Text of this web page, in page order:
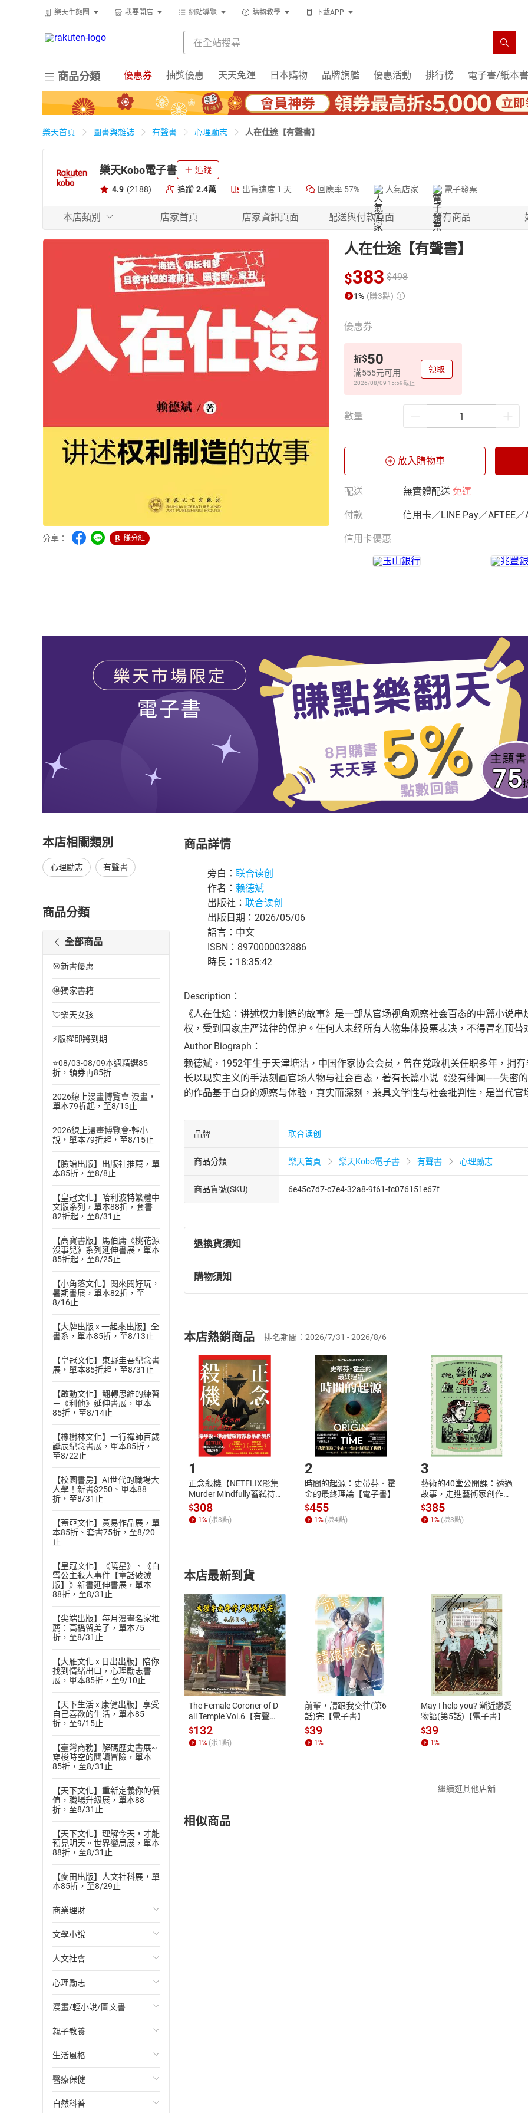
樂天生態圈 我要開店 網站導覽 購物教學 下載APP
商品分類 優惠券 抽獎優惠 天天免運 日本購物 品牌旗艦 優惠活動 排行榜 電子書/紙本書
樂天首頁 圖書與雜誌 有聲書 心理勵志 人在仕途【有聲書】
樂天Kobo電子書 追蹤
4.9 (2188) 追蹤 2.4萬 出貨速度 1 天 回應率 57% 人氣店家 電子發票
本店類別 店家首頁 店家資訊頁面 配送與付款頁面 所有商品
分享： 賺分紅
人在仕途【有聲書】
$383 $498
1% (賺3點)
優惠券
折$50
滿555元可用
2026/08/09 15:59截止
領取
數量
放入購物車
配送 無實體配送 免運
付款 信用卡／LINE Pay／AFTEE／
信用卡優惠
本店相關類別
心理勵志 有聲書
商品分類
全部商品
🎯新書優惠
🉐獨家書籍
💘樂天女孩
⚡版權即將到期
⭐08/03-08/09本週精選85
折，領券再85折
2026線上漫畫博覽會-漫畫，
單本79折起，至8/15止
2026線上漫畫博覽會-輕小
說，單本79折起，至8/15止
【臉譜出版】出版社推薦，單
本85折，至8/8止
【皇冠文化】哈利波特繁體中
文版系列，單本88折，套書
82折起，至8/31止
【高寶書版】馬伯庸《桃花源
沒事兒》系列延伸書展，單本
85折起，至8/25止
【小角落文化】閱來閱好玩，
暑期書展，單本82折，至
8/16止
【大牌出版 x 一起來出版】全
書系，單本85折，至8/13止
【皇冠文化】東野圭吾紀念書
展，單本85折起，至8/31止
【啟動文化】翻轉思維的練習
－《利他》延伸書展，單本
85折，至8/14止
【橡樹林文化】一行禪師百歲
誕辰紀念書展，單本85折，
至8/22止
【校園書房】AI世代的職場大
人學！新書$250、單本88
折，至8/31止
【蓋亞文化】黃易作品展，單
本85折、套書75折，至8/20
止
【皇冠文化】《曉星》、《白
雪公主殺人事件【童話破滅
版】》新書延伸書展，單本
88折，至8/31止
【尖端出版】每月漫畫名家推
薦：高橋留美子，單本75
折，至8/31止
【大雁文化 x 日出出版】陪你
找到情緒出口，心理勵志書
展，單本85折，至9/10止
【天下生活 x 康健出版】享受
自己喜歡的生活，單本85
折，至9/15止
【臺灣商務】解碼歷史書展~
穿梭時空的閱讀冒險，單本
85折，至8/31止
【天下文化】重新定義你的價
值，職場升級展，單本88
折，至8/31止
【天下文化】理解今天，才能
預見明天。世界變局展，單本
88折，至8/31止
【麥田出版】人文社科展，單
本85折，至8/29止
商業理財
投資理財
經濟/趨勢
財務/金融
管理/領導
職場工作術
成功法
行銷/廣告
傳記
文學小說
歐美文學
日本文學
韓國文學
華文文學
經典文學
成長/家庭生活小說
懸疑/推理小說
人文社會
國際關係
政治
社會科學
台灣/中國歷史
日/韓歷史
其他歷史/史學
心理勵志
心靈成長/情緒
人際關係
兩性關係
心理學
漫畫/輕小說/圖文書
輕小說
奇幻/科幻
愛情故事
職場/社會寫實
親子教養
教育現場
兒童文學/故事
兒童科普/學習
生活風格
飲食/食譜
健身/美顏
醫療保健
健康/養生
自然科普
商品詳情
旁白： 联合读创
作者： 赖德斌
出版社： 联合读创
出版日期：2026/05/06
語言：中文
ISBN：8970000032886
時長：18:35:42
Description：
《人在仕途：讲述权力制造的故事》是一部从官场视角观察社会百态的中篇小说
权，受到国家庄严法律的保护。任何人未经所有人物集体投票表决，不得冒名顶
Author Biograph：
赖德斌，1952年生于天津塘沽，中国作家协会会员，曾在党政机关任职多年，拥
长以现实主义的手法刻画官场人物与社会百态，著有长篇小说《没有绯闻——失密
的作品基于自身的观察与体验，真实而深刻，兼具文学性与社会批判性，是当代官
品牌 联合读创
商品分類 樂天首頁 樂天Kobo電子書 有聲書 心理勵志
商品貨號(SKU) 6e45c7d7-c7e4-32a8-9f61-fc076151e67f
退換貨須知
退換貨規定：
(一)依消費者保護法第19條第1項後段暨通訊交易解除權合理例外情事適用
(二)消費者訂購本店鋪之商品即代表知悉本店鋪所銷售之商品為電子書，
且已下載/存取電子書，不得請求退貨退款。
退貨方式：您欲取消訂單或辦理退貨時，請登入樂天市場，並於「我的訂單
貨」，本店鋪將依您的申請進行審核，待審核通過後將為您辦理退款事宜。
請注意，樂天市場須以整筆訂單為單位進行取消/退貨，恕無法以單支商品取
購物須知
挑選商品
Choose
放入購物車
Shopping cart
登入帳號
Login
購書後，如何開始使用？
Step1.選擇閱讀載具 Step2.登入
付款方式
ATM轉帳、信用卡、LINE PAY、AFTEE
退換貨規範
本店是否提供消費者保護法七日猶
之權利，遽消費者保護法及通訊交
除權合理例外情事適用準則，依商
質各有不同規定。詳細退換貨說明
照各商品說明。
本店熱銷商品 排名期間：2026/7/31 - 2026/8/6
1
正念殺機【NETFLIX影集
Murder Mindfully蓄弒待
發】【電子書】
$308
1 % (賺3點)
2
時間的起源：史蒂芬．霍
金的最終理論【電子書】
$455
1 % (賺4點)
3
藝術的40堂公開課：透過
故事，走進藝術家創作現
場，看藝術如何誕生、如
何形塑人類生活【電子
書】
$385
1 % (賺3點)
本店最新到貨
The Female Coroner of D
ali Temple Vol.6【有聲
書】
$132
1% (賺1點)
前輩，請跟我交往(第6
話)完【電子書】
$39
1%
May I help you? 漸近戀愛
物語(第5話)【電子書】
$39
1%
繼續逛其他店舖
相似商品